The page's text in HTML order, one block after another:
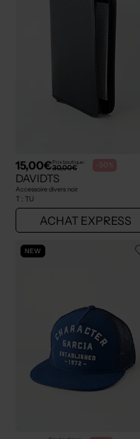
15,00€Prix boutique :
30,00€ -50%
DAVIDTS
Accessoire divers noir
T : TU
ACHAT EXPRESS
NEW